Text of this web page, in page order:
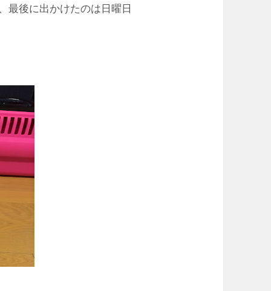
最後に出かけたのは日曜日